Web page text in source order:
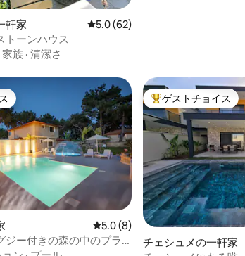
軒家 レビュー62件、5つ星中5.0つ星の
5.0 (62)
トーンハウス
家族 · 清潔さ
つ星の平均評価
レビュー8件、5つ星中5.0つ星
5.0 (8)
ジー付きの森の中のプラ
大好評のゲストチョ
ゲストチョイス
チェシュメの一軒家